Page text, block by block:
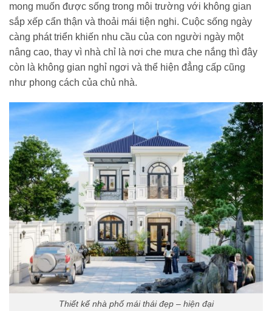
mong muốn được sống trong môi trường với không gian
sắp xếp cẩn thận và thoải mái tiện nghi. Cuộc sống ngày
càng phát triển khiến nhu cầu của con người ngày một
nâng cao, thay vì nhà chỉ là nơi che mưa che nắng thì đây
còn là không gian nghỉ ngơi và thể hiện đẳng cấp cũng
như phong cách của chủ nhà.
Thiết kế nhà phố mái thái đẹp – hiện đại